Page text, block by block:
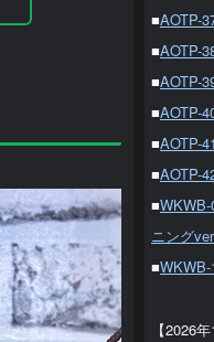
■AOTP-
■AOTP-
■AOTP-
■AOTP-
■AOTP-
■AOTP-
■
ニング
■
【2026